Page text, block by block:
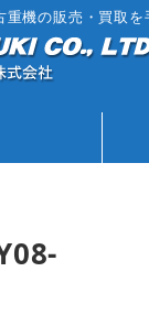
機の販売・買取を